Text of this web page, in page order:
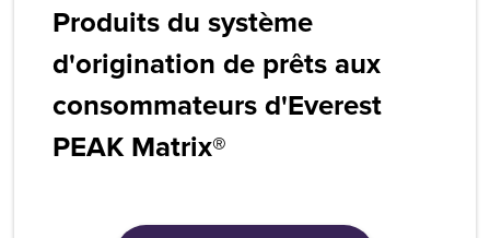
Produits du système
d'origination de prêts aux
consommateurs d'Everest
PEAK Matrix®